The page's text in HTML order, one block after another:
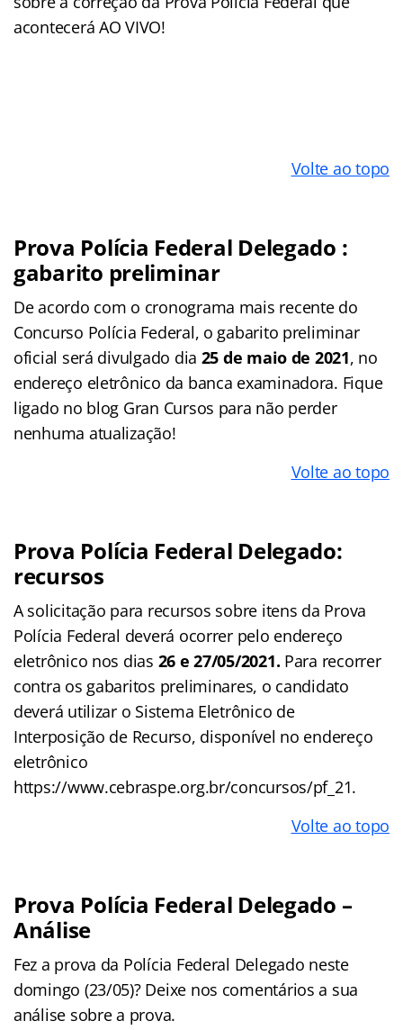
acontecerá AO VIVO!
Volte ao topo
Prova Polícia Federal Delegado :
gabarito preliminar
De acordo com o cronograma mais recente do
Concurso Polícia Federal, o gabarito preliminar
oficial será divulgado dia 25 de maio de 2021, no
endereço eletrônico da banca examinadora. Fique
ligado no blog Gran Cursos para não perder
nenhuma atualização!
Volte ao topo
Prova Polícia Federal Delegado:
recursos
A solicitação para recursos sobre itens da Prova
Polícia Federal deverá ocorrer pelo endereço
eletrônico nos dias 26 e 27/05/2021. Para recorrer
contra os gabaritos preliminares, o candidato
deverá utilizar o Sistema Eletrônico de
Interposição de Recurso, disponível no endereço
eletrônico
https://www.cebraspe.org.br/concursos/pf_21.
Volte ao topo
Prova Polícia Federal Delegado –
Análise
Fez a prova da Polícia Federal Delegado neste
domingo (23/05)? Deixe nos comentários a sua
análise sobre a prova.